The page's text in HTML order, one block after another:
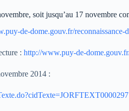
soit jusqu’au 17 novembre
de-dome.gouv.fr/reconnaissance-
: http://www.puy-de-
2014 :